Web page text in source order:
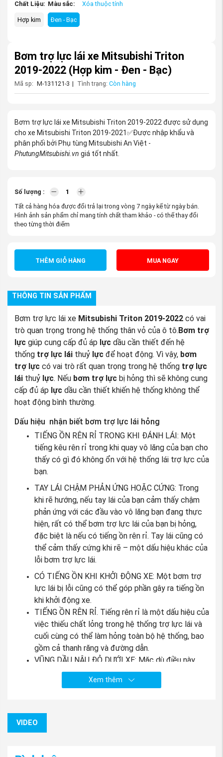
Chất Liệu:
Hợp kim
Màu sắc:
Đen - Bạc
Xóa thuộc tính
Bơm trợ lực lái xe Mitsubishi Triton
2019-2022 (Hợp kim - Đen - Bạc)
Mã sp: M-131121-3 | Tình trạng: Còn hàng
Bơm trợ lực lái xe Mitsubishi Triton 2019-2022 được sử dụng
cho xe Mitsubishi Triton 2019-2021✅Được nhập khẩu và
phân phối bởi Phụ tùng Mitsubishi An Việt -
PhutungMitsubishi.vn giá tốt nhất.
Số lượng :
Tất cả hàng hóa được đổi trả lại trong vòng 7 ngày kể từ ngày bán.
Hình ảnh sản phẩm chỉ mang tính chất tham khảo - có thể thay đổi
theo từng thời điểm
THÊM GIỎ HÀNG MUA NGAY
THÔNG TIN SẢN PHẨM
Bơm trợ lực lái xe Mitsubishi Triton 2019-2022 có vai
trò quan trọng trong hệ thống thân vỏ của ô tô.Bơm trợ
lựcgiúp cung cấp đủ áp lựcdầu cần thiết đến hệ
thống trợ lực láithuỷ lựcđể hoạt động. Vì vậy, bơm
trợ lựccó vai trò rất quan trọng trong hệ thống trợ lực
láithuỷ lực. Nếu bơm trợ lựcbị hỏng thì sẽ không cung
cấp đủ áp lựcdầu cần thiết khiến hệ thống không thể
hoạt động bình thường.
Dấu hiệu nhận biết bơm trợ lực lái hỏng
TIẾNG ỒN RÊN RỈ TRONG KHI ĐÁNH LÁI: Một
tiếng kêu rên rỉ trong khi quay vô lăng của bạn cho
thấy có gì đó không ổn với hệ thống lái trợ lực của
bạn.
TAY LÁI CHẬM PHẢN ỨNG HOẶC CỨNG: Trong
khi rẽ hướng, nếu tay lái của bạn cảm thấy chậm
phản ứng với các đầu vào vô lăng bạn đang thực
hiện, rất có thể bơm trợ lực lái của bạn bị hỏng,
đặc biệt là nếu có tiếng ồn rên rỉ. Tay lái cũng có
thể cảm thấy cứng khi rẽ – một dấu hiệu khác của
lỗi bơm trợ lực lái.
CÓ TIẾNG ỒN KHI KHỞI ĐỘNG XE: Một bơm trợ
lực lái bị lỗi cũng có thể góp phần gây ra tiếng ồn
khi khởi động xe.
TIẾNG ỒN RÊN RỈ. Tiếng rên rỉ là một dấu hiệu của
việc thiếu chất lỏng trong hệ thống trợ lực lái và
cuối cùng có thể làm hỏng toàn bộ hệ thống, bao
gồm cả thanh răng và đường dẫn.
VŨNG DẦU NÂU ĐỎ DƯỚI XE: Mặc dù điều này
cũng có thể là từ các đường dẫn, ống mềm và
các bánh răng lái khác, bơm trợ lực lái có thể bị rò
bạn hướng về phía bơm trợ lực lái
Xem thêm
VIDEO